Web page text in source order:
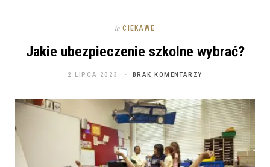
In CIEKAWE
Jakie ubezpieczenie szkolne wybrać?
2 LIPCA 2023 BRAK KOMENTARZY